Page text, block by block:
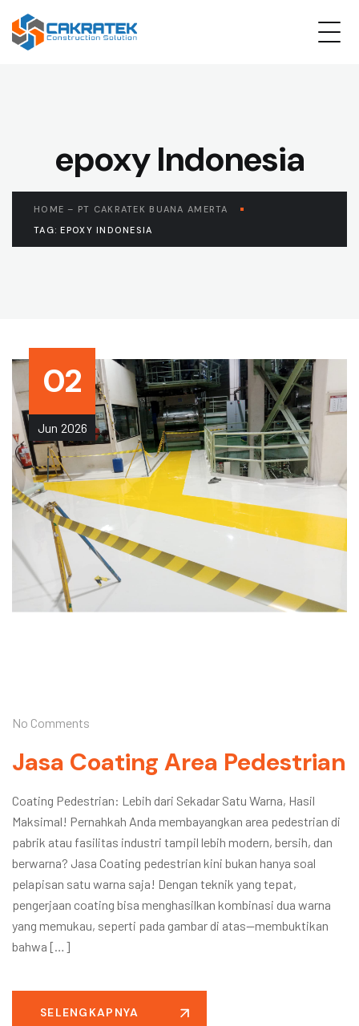
epoxy Indonesia
HOME – PT CAKRATEK BUANA AMERTA
TAG: EPOXY INDONESIA
02
Jun 2026
No Comments
Jasa Coating Area Pedestrian
Coating Pedestrian: Lebih dari Sekadar Satu Warna, Hasil
Maksimal! Pernahkah Anda membayangkan area pedestrian di
pabrik atau fasilitas industri tampil lebih modern, bersih, dan
berwarna? Jasa Coating pedestrian kini bukan hanya soal
pelapisan satu warna saja! Dengan teknik yang tepat,
pengerjaan coating bisa menghasilkan kombinasi dua warna
yang memukau, seperti pada gambar di atas—membuktikan
bahwa […]
SELENGKAPNYA